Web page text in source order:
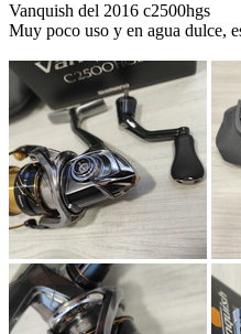
Vanquish del 2016 c2500hgs
Muy poco uso y en agua dulce,